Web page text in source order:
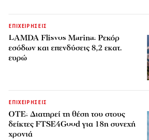
ΕΠΙΧΕΙΡΗΣΕΙΣ
LAMDA Flisvos Marina: Ρεκόρ
εσόδων και επενδύσεις 8,2 εκατ.
ευρώ
ΕΠΙΧΕΙΡΗΣΕΙΣ
ΟΤΕ: Διατηρεί τη θέση του στους
δείκτες FTSE4Good για 18η συνεχή
χρονιά